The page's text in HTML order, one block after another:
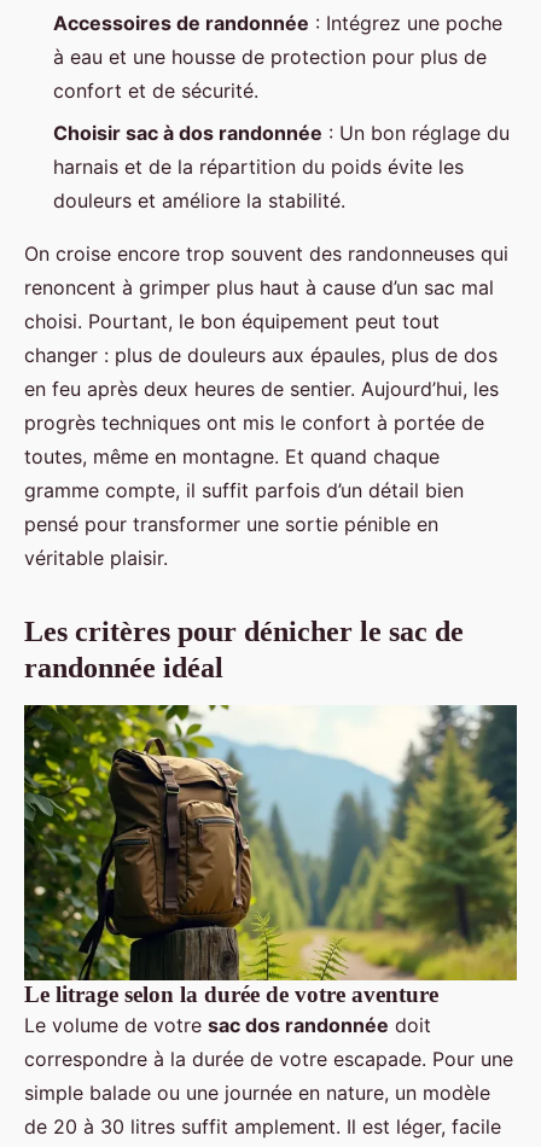
Accessoires de randonnée : Intégrez une poche
à eau et une housse de protection pour plus de
confort et de sécurité.
Choisir sac à dos randonnée : Un bon réglage du
harnais et de la répartition du poids évite les
douleurs et améliore la stabilité.
On croise encore trop souvent des randonneuses qui
renoncent à grimper plus haut à cause d’un sac mal
choisi. Pourtant, le bon équipement peut tout
changer : plus de douleurs aux épaules, plus de dos
en feu après deux heures de sentier. Aujourd’hui, les
progrès techniques ont mis le confort à portée de
toutes, même en montagne. Et quand chaque
gramme compte, il suffit parfois d’un détail bien
pensé pour transformer une sortie pénible en
véritable plaisir.
Les critères pour dénicher le sac de
randonnée idéal
Le litrage selon la durée de votre aventure
Le volume de votre sac dos randonnée doit
correspondre à la durée de votre escapade. Pour une
simple balade ou une journée en nature, un modèle
de 20 à 30 litres suffit amplement. Il est léger, facile